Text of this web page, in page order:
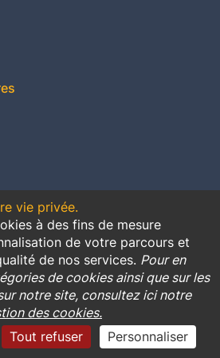
Conditions générales de vente
Promotions
sur la protection des données
Mentions légales
vie privée.
à des fins de mesure
de votre parcours et
de nos services. Pour en
de cookies ainsi que sur les
notre site, consultez ici notre
des cookies.
Tout refuser Personnaliser